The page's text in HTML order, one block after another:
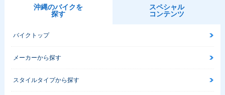
沖縄のバイクを
探す
スペシャル
コンテンツ
バイクトップ
メーカーから探す
スタイルタイプから探す